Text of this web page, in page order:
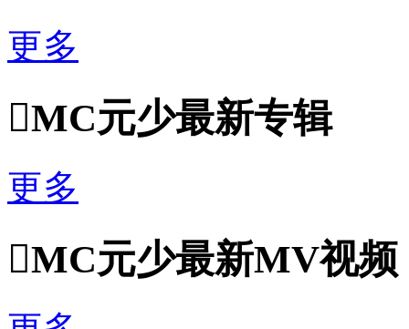
更多
MC元少最新专辑
更多
MC元少最新MV视频